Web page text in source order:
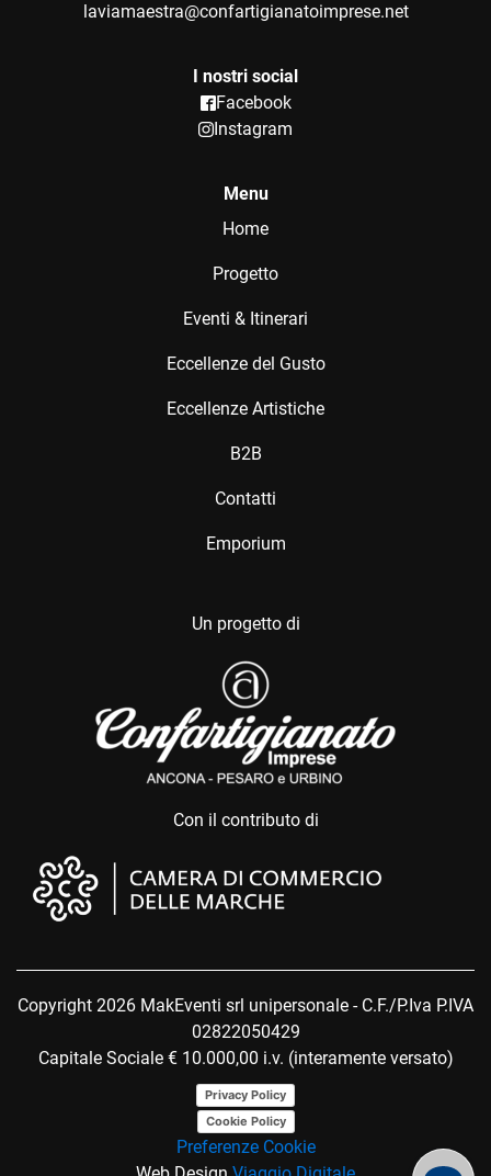
laviamaestra@confartigianatoimprese.net
I nostri social
Facebook
Instagram
Menu
Home
Progetto
Eventi & Itinerari
Eccellenze del Gusto
Eccellenze Artistiche
B2B
Contatti
Emporium
Un progetto di
Con il contributo di
Copyright 2026 MakEventi srl unipersonale - C.F./P.Iva P.IVA
02822050429
Capitale Sociale € 10.000,00 i.v. (interamente versato)
Privacy Policy
Cookie Policy
Preferenze Cookie